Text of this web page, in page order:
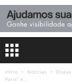
Início Notícias
Paris” e...